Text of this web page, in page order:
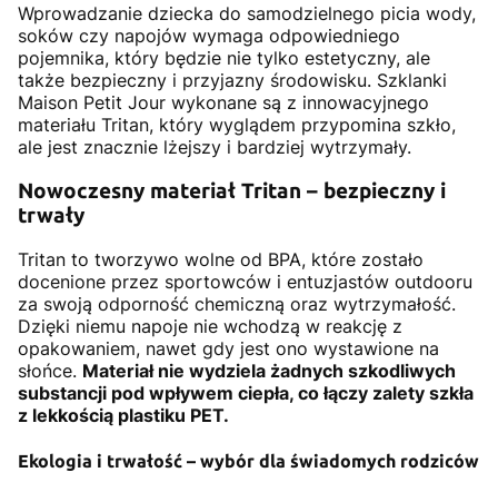
Wprowadzanie dziecka do samodzielnego picia wody,
soków czy napojów wymaga odpowiedniego
pojemnika, który będzie nie tylko estetyczny, ale
także bezpieczny i przyjazny środowisku. Szklanki
Maison Petit Jour wykonane są z innowacyjnego
materiału Tritan, który wyglądem przypomina szkło,
ale jest znacznie lżejszy i bardziej wytrzymały.
Nowoczesny materiał Tritan – bezpieczny i
trwały
Tritan to tworzywo wolne od BPA, które zostało
docenione przez sportowców i entuzjastów outdooru
za swoją odporność chemiczną oraz wytrzymałość.
Dzięki niemu napoje nie wchodzą w reakcję z
opakowaniem, nawet gdy jest ono wystawione na
słońce. Materiał nie wydziela żadnych szkodliwych
substancji pod wpływem ciepła, co łączy zalety szkła
z lekkością plastiku PET.
Ekologia i trwałość – wybór dla świadomych rodziców